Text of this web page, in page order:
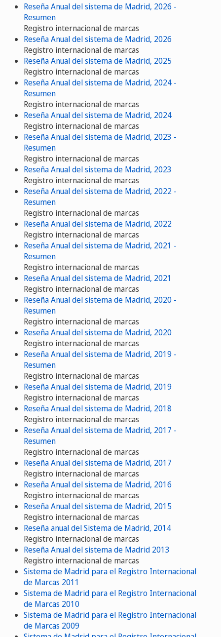
Reseña Anual del sistema de Madrid, 2026 -
Resumen
Registro internacional de marcas
Reseña Anual del sistema de Madrid, 2026
Registro internacional de marcas
Reseña Anual del sistema de Madrid, 2025
Registro internacional de marcas
Reseña Anual del sistema de Madrid, 2024 -
Resumen
Registro internacional de marcas
Reseña Anual del sistema de Madrid, 2024
Registro internacional de marcas
Reseña Anual del sistema de Madrid, 2023 -
Resumen
Registro internacional de marcas
Reseña Anual del sistema de Madrid, 2023
Registro internacional de marcas
Reseña Anual del sistema de Madrid, 2022 -
Resumen
Registro internacional de marcas
Reseña Anual del sistema de Madrid, 2022
Registro internacional de marcas
Reseña Anual del sistema de Madrid, 2021 -
Resumen
Registro internacional de marcas
Reseña Anual del sistema de Madrid, 2021
Registro internacional de marcas
Reseña Anual del sistema de Madrid, 2020 -
Resumen
Registro internacional de marcas
Reseña Anual del sistema de Madrid, 2020
Registro internacional de marcas
Reseña Anual del sistema de Madrid, 2019 -
Resumen
Registro internacional de marcas
Reseña Anual del sistema de Madrid, 2019
Registro internacional de marcas
Reseña Anual del sistema de Madrid, 2018
Registro internacional de marcas
Reseña Anual del sistema de Madrid, 2017 -
Resumen
Registro internacional de marcas
Reseña Anual del sistema de Madrid, 2017
Registro internacional de marcas
Reseña Anual del sistema de Madrid, 2016
Registro internacional de marcas
Reseña Anual del sistema de Madrid, 2015
Registro internacional de marcas
Reseña anual del Sistema de Madrid, 2014
Registro internacional de marcas
Reseña Anual del sistema de Madrid 2013
Registro internacional de marcas
Sistema de Madrid para el Registro Internacional
de Marcas 2011
Sistema de Madrid para el Registro Internacional
de Marcas 2010
Sistema de Madrid para el Registro Internacional
de Marcas 2009